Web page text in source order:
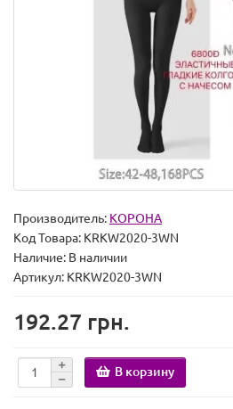
Производитель: КОРОНА
Код Товара: KRKW2020-3WN
Наличие: В наличии
Артикул: KRKW2020-3WN
192.27 грн.
В корзину